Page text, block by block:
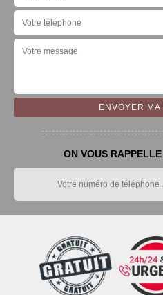
ON VOUS